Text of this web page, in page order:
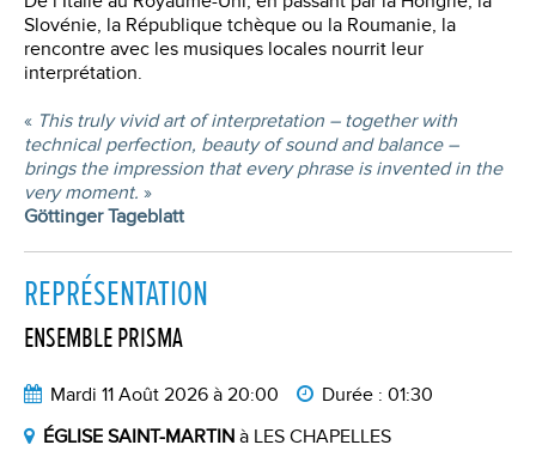
Slovénie, la République tchèque ou la Roumanie, la
rencontre avec les musiques locales nourrit leur
interprétation.
« This truly vivid art of interpretation – together with
technical perfection, beauty of sound and balance –
brings the impression that every phrase is invented in the
very moment. »
Göttinger Tageblatt
REPRÉSENTATION
ENSEMBLE PRISMA
Mardi 11 Août 2026 à 20:00 Durée : 01:30
ÉGLISE SAINT-MARTIN à LES CHAPELLES